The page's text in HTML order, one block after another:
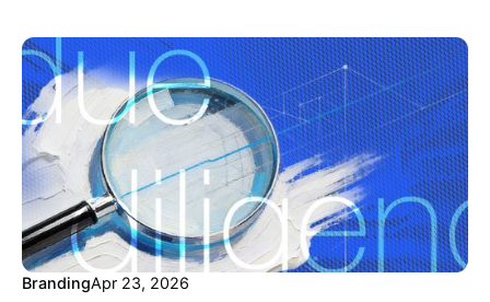
BrandingApr 23, 2026